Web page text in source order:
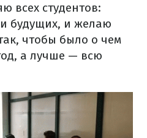
всех студентов:
будущих, и желаю
чтобы было о чем
а лучше — всю